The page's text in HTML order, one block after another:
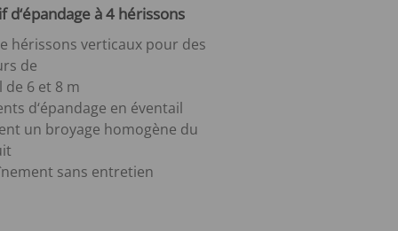
d‘épandage à 4 hérissons
hérissons verticaux pour des
de
de 6 et 8 m
d‘épandage en éventail
un broyage homogène du
sans entretien